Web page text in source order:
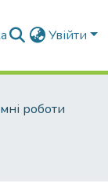
Увійти
роботи